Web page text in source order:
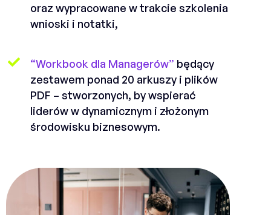
oraz wypracowane w trakcie szkolenia
wnioski i notatki,
“Workbook dla Managerów” będący
zestawem ponad 20 arkuszy i plików
PDF – stworzonych, by wspierać
liderów w dynamicznym i złożonym
środowisku biznesowym.